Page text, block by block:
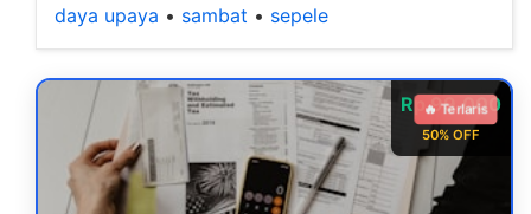
daya upaya • sambat • sepele
Rp 99.000
50% OFF
🔥 Terlaris